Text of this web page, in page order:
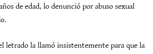
de edad, lo denunció por abuso sexual
letrado la llamó insistentemente para que la